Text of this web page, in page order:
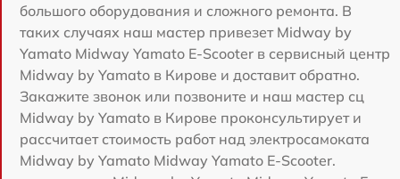
большого оборудования и сложного ремонта. В
таких случаях наш мастер привезет Midway by
Yamato Midway Yamato E-Scooter в сервисный центр
Midway by Yamato в Кирове и доставит обратно.
Закажите звонок или позвоните и наш мастер сц
Midway by Yamato в Кирове проконсультирует и
рассчитает стоимость работ над электросамоката
Midway by Yamato Midway Yamato E-Scooter.